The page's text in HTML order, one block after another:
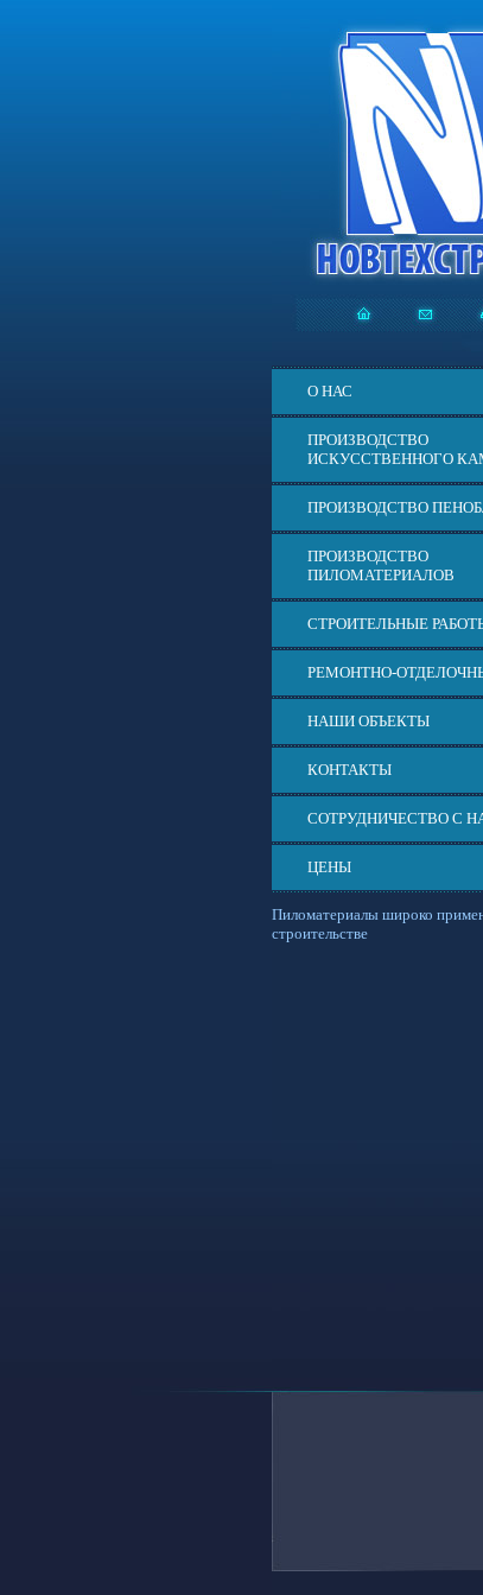
О НАС
ПРОИЗВОДСТВО
ИСКУССТВЕННОГО
ПРОИЗВОДСТВО
ПРОИЗВОДСТВО
ПИЛОМАТЕРИАЛОВ
СТРОИТЕЛЬНЫЕ
РЕМОНТНО-
НАШИ ОБЪЕКТЫ
КОНТАКТЫ
СОТРУДНИЧЕСТВО С
ЦЕНЫ
Пиломатериалы широко
строительстве